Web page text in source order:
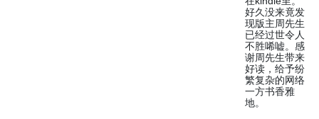
好久没来竟发
现版主周先生
已经过世令人
不胜唏嘘。感
谢周先生带来
好读，给予纷
繁复杂的网络
一方书香雅
地。